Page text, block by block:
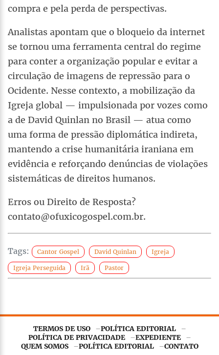
compra e pela perda de perspectivas.
Analistas apontam que o bloqueio da internet
se tornou uma ferramenta central do regime
para conter a organização popular e evitar a
circulação de imagens de repressão para o
Ocidente. Nesse contexto, a mobilização da
Igreja global — impulsionada por vozes como
a de David Quinlan no Brasil — atua como
uma forma de pressão diplomática indireta,
mantendo a crise humanitária iraniana em
evidência e reforçando denúncias de violações
sistemáticas de direitos humanos.
Erros ou Direito de Resposta?
contato@ofuxicogospel.com.br.
Tags: Cantor Gospel David Quinlan Igreja
Igreja Perseguida Irã Pastor
TERMOS DE USO
POLÍTICA EDITORIAL
POLÍTICA DE PRIVACIDADE
EXPEDIENTE
QUEM SOMOS
POLÍTICA EDITORIAL
CONTATO
Este site utilizacookies essenciaispara garantir o
funcionamento adequado. Ao continuar navegando, você
concorda com nossaPolítica de Privacidade.